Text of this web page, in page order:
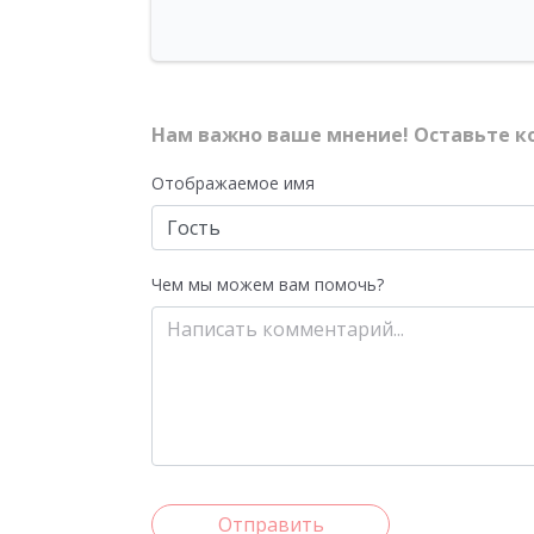
Нам важно ваше мнение! Оставьте
Отображаемое имя
Чем мы можем вам помочь?
Отправить